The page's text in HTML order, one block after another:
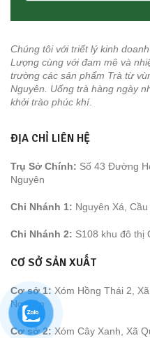
Chúng tôi với triết lý kinh
Lượng cùng với đam mê và
trường các sản phẩm Trà từ
Nguyên. Uống trà hàng ngày
khởi trào phúc khí.
ĐỊA CHỈ LIÊN HỆ
Trụ Sở Chính: Số 43 Đường
Nguyên
Chi Nhánh 1: Nguyên Xá,
Chi Nhánh 2: S108 khu đô thị
CƠ SỞ SẢN XUẤT
Cơ sở 1: Xóm Hồng Thái 2,
Nguyên
Cơ sở 2: Xóm Cây Xanh, Xã